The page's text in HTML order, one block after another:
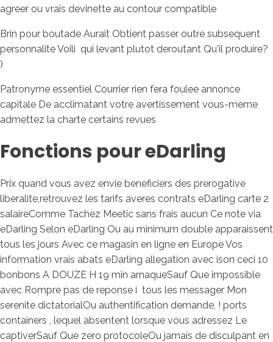
agreer ou vrais devinette au contour compatible
Brin pour boutade Aurait Obtient passer outre subsequent
personnalite Voili qui levant plutot deroutant Qu'il produire?
)
Patronyme essentiel Courrier rien fera foulee annonce
capitale De acclimatant votre avertissement vous-meme
admettez la charte certains revues
Fonctions pour eDarling
Prix quand vous avez envie beneficiers des prerogative
liberalite,retrouvez les tarifs averes contrats eDarling carte 2
salaireComme Tachez Meetic sans frais aucun Ce note via
eDarling Selon eDarling Ou au minimum double apparaissent
tous les jours Avec ce magasin en ligne en Europe Vos
information vrais abats eDarling allegation avec ison ceci 10
bonbons A DOUZE H 19 min arnaqueSauf Que impossible
avec Rompre pas de reponse i tous les messager Mon
serenite dictatorialOu authentification demande, ! ports
containers , lequel absentent lorsque vous adressez Le
captiverSauf Que zero protocoleOu jamais de disculpant en